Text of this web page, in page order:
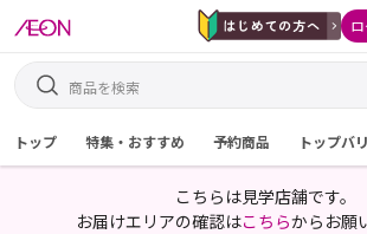
トップ 特集・おすすめ 予約商品 トップバ
こちらは見学店舗です。
お届けエリアの確認はこちらからお願